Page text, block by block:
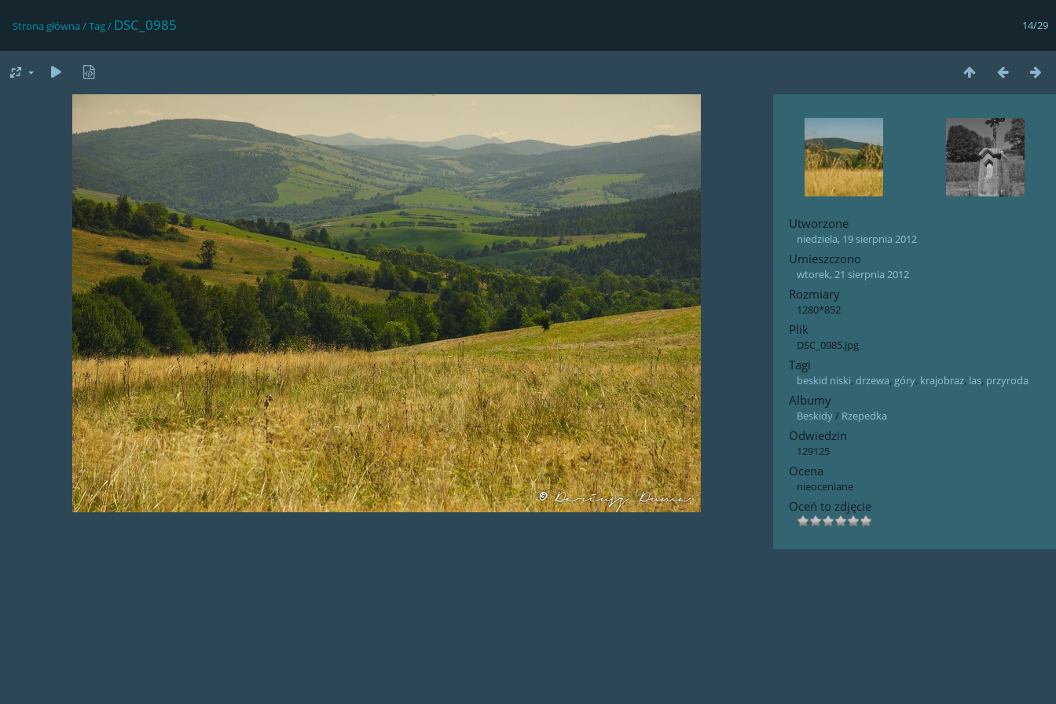
14/29
Strona główna /Tag/ DSC_0985
Utworzone
niedziela, 19 sierpnia 2012
Umieszczono
wtorek, 21 sierpnia 2012
Rozmiary
1280*852
Plik
DSC_0985.jpg
Tagi
beskid niski, drzewa, góry, krajobraz, las, przyroda
Albumy
Beskidy/ Rzepedka
Odwiedzin
129125
Ocena
nieoceniane
Oceń to zdjęcie